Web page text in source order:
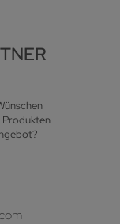
Produkten